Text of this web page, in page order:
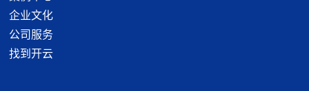
企业文化
公司服务
找到开云